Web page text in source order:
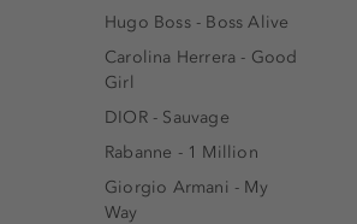
Hugo Boss - Boss Alive
Carolina Herrera - Good
Girl
DIOR - Sauvage
Rabanne - 1 Million
Giorgio Armani - My
Way